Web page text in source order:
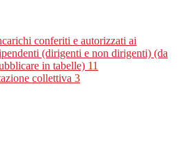
conferiti e autorizzati ai
(dirigenti e non dirigenti) (da
in tabelle) 11
collettiva 3